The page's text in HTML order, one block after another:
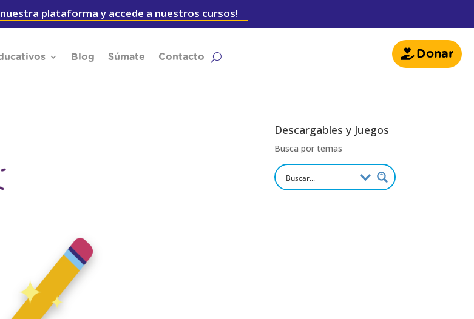
plataforma y accede a nuestros cursos!
Blog Súmate Contacto Donar
Descargables y Juegos
Busca por temas